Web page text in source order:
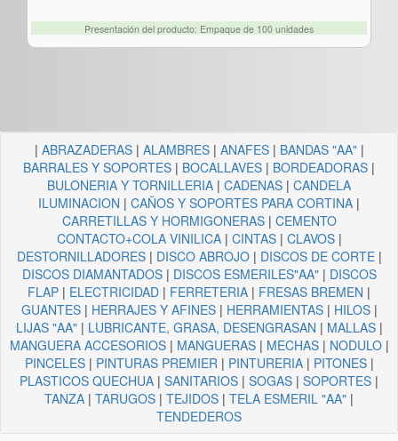
Presentación del producto: Empaque de 100 unidades
| ABRAZADERAS| ALAMBRES| ANAFES| BANDAS "AA"|
BARRALES Y SOPORTES | BOCALLAVES | BORDEADORAS |
BULONERIA Y TORNILLERIA | CADENAS | CANDELA
ILUMINACION | CAÑOS Y SOPORTES PARA CORTINA |
CARRETILLAS Y HORMIGONERAS| CEMENTO
CONTACTO+COLA VINILICA| CINTAS| CLAVOS|
DESTORNILLADORES| DISCO ABROJO| DISCOS DE CORTE|
DISCOS DIAMANTADOS| DISCOS ESMERILES"AA"| DISCOS
FLAP | ELECTRICIDAD | FERRETERIA | FRESAS BREMEN |
GUANTES| HERRAJES Y AFINES| HERRAMIENTAS| HILOS|
LIJAS "AA"| LUBRICANTE, GRASA, DESENGRASAN | MALLAS|
MANGUERA ACCESORIOS| MANGUERAS| MECHAS| NODULO|
PINCELES| PINTURAS PREMIER | PINTURERIA| PITONES|
PLASTICOS QUECHUA | SANITARIOS | SOGAS | SOPORTES |
TANZA | TARUGOS | TEJIDOS | TELA ESMERIL "AA" |
TENDEDEROS